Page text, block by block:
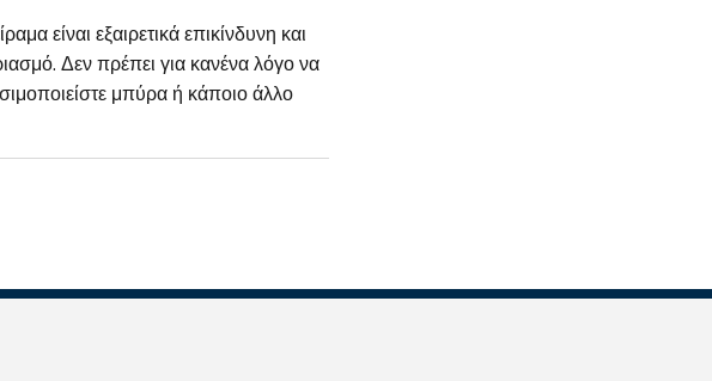
είναι εξαιρετικά επικίνδυνη και
Δεν πρέπει για κανένα λόγο να
μπύρα ή κάποιο άλλο